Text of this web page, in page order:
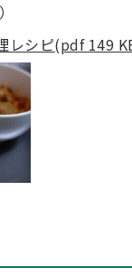
レシピ(pdf 149